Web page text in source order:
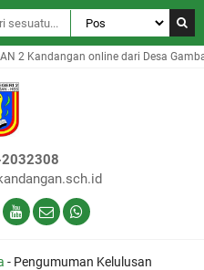
online dari Desa Gambah
- Pengumuman Kelulusan